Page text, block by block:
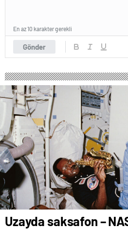
Gönder
En az 10 karakter gerekli
Uzayda saksafon –